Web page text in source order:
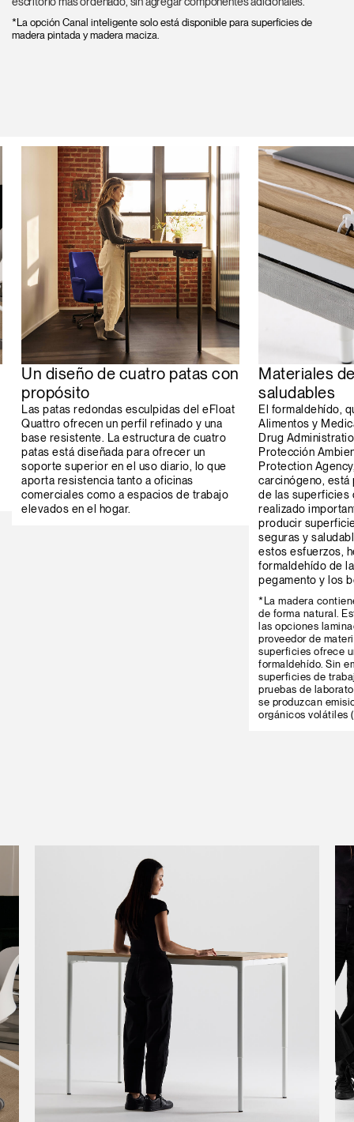
Seleccione su ubicación
Close
*La opción Canal inteligente solo está disponible para superficies de
madera pintada y madera maciza.
Un diseño de cuatro patas con
propósito
Las patas redondas esculpidas del eFloat
Quattro ofrecen un perfil refinado y una
base resistente. La estructura de cuatro
patas está diseñada para ofrecer un
soporte superior en el uso diario, lo que
aporta resistencia tanto a oficinas
comerciales como a espacios de trabajo
elevados en el hogar.
Materiales
saludables
El formaldehído,
Alimentos y
Drug
Protección
Protection
carcinógeno, está
de las superficies
realizado
producir
seguras y
estos esfuerzos,
formaldehído de
pegamento y los
*La madera
de forma natural.
las opciones
proveedor de
superficies ofrece
formaldehído. Sin
superficies de
pruebas de
se produzcan
orgánicos volátiles